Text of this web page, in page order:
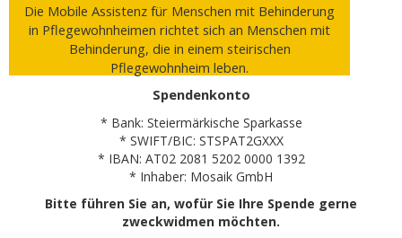
Die Mobile Assistenz für Menschen mit Behinderung
in Pflegewohnheimen richtet sich an Menschen mit
Behinderung, die in einem steirischen
Pflegewohnheim leben.
Spendenkonto
* Bank: Steiermärkische Sparkasse
* SWIFT/BIC: STSPAT2GXXX
* IBAN: AT02 2081 5202 0000 1392
* Inhaber: Mosaik GmbH
Bitte führen Sie an, wofür Sie Ihre Spende gerne
zweckwidmen möchten.